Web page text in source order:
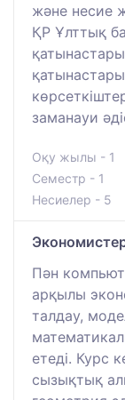
және несие
ҚР Ұлттық
заманауи
Оқу жылы - 1
Семестр - 1
Несиелер - 5
Пән
арқылы
талдау,
етеді. Курс
сызықтық